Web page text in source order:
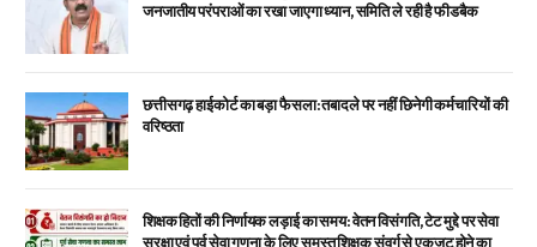
जनजातीय परंपराओं का रखा जाएगा ध्यान, समिति ले रही है फीडबैक
छत्तीसगढ़ हाईकोर्ट का बड़ा फैसला: तबादले पर नहीं छिनेगी कर्मचारियों की
वरिष्ठता
शिक्षक हितों की निर्णायक लड़ाई का समय: वेतन विसंगति, टेट मुद्दे पर सेवा
सुरक्षा एवं पूर्व सेवा गणना के लिए समस्त शिक्षक संवर्ग से एकजुट होने का